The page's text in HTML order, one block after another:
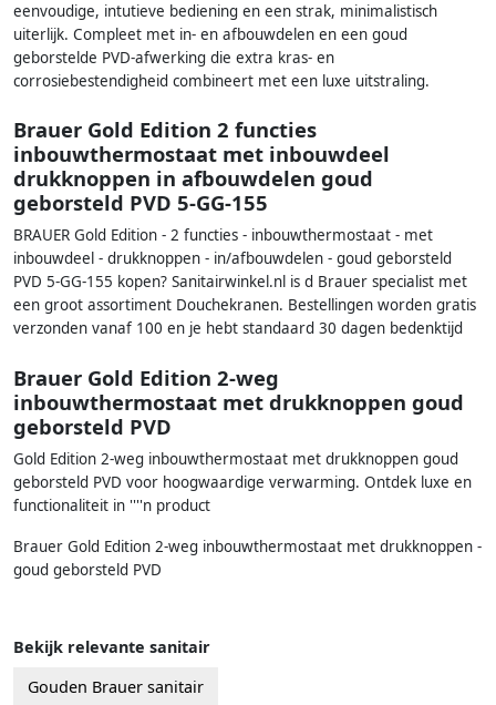
eenvoudige, intutieve bediening en een strak, minimalistisch
uiterlijk. Compleet met in- en afbouwdelen en een goud
geborstelde PVD-afwerking die extra kras- en
corrosiebestendigheid combineert met een luxe uitstraling.
Brauer Gold Edition 2 functies
inbouwthermostaat met inbouwdeel
drukknoppen in afbouwdelen goud
geborsteld PVD 5-GG-155
BRAUER Gold Edition - 2 functies - inbouwthermostaat - met
inbouwdeel - drukknoppen - in/afbouwdelen - goud geborsteld
PVD 5-GG-155 kopen? Sanitairwinkel.nl is d Brauer specialist met
een groot assortiment Douchekranen. Bestellingen worden gratis
verzonden vanaf 100 en je hebt standaard 30 dagen bedenktijd
Brauer Gold Edition 2-weg
inbouwthermostaat met drukknoppen goud
geborsteld PVD
Gold Edition 2-weg inbouwthermostaat met drukknoppen goud
geborsteld PVD voor hoogwaardige verwarming. Ontdek luxe en
functionaliteit in ''''n product
Brauer Gold Edition 2-weg inbouwthermostaat met drukknoppen -
goud geborsteld PVD
Bekijk relevante sanitair
Gouden Brauer sanitair